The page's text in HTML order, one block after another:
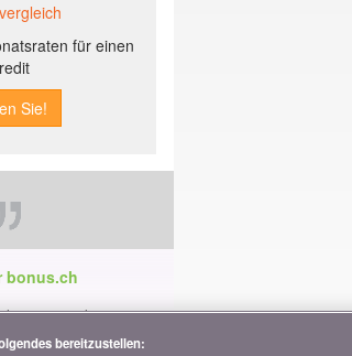
für einen
bonus.ch
die
Partnerschaften,
bereitzustellen: